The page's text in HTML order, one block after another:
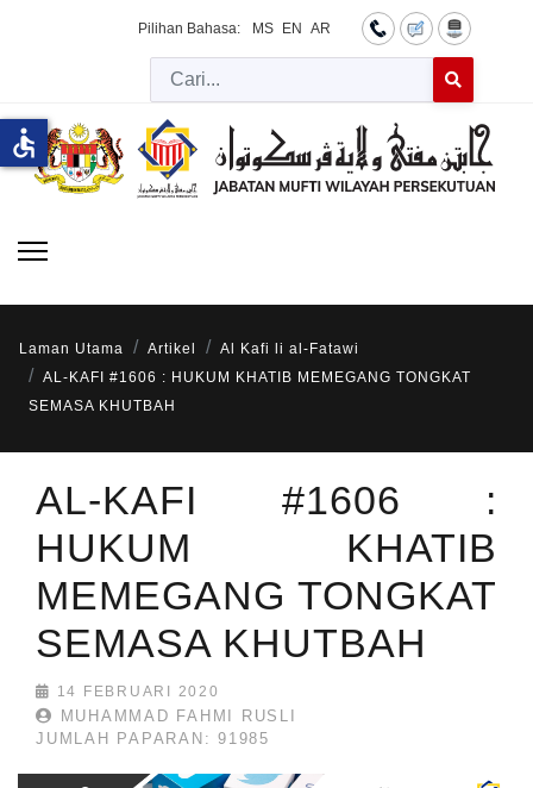
Pilihan Bahasa: MS EN AR
Cari
Laman Utama Artikel
Al Kafi li al-Fatawi
AL-KAFI #1606 : HUKUM KHATIB MEMEGANG TONGKAT
SEMASA KHUTBAH
AL-KAFI #1606 :
HUKUM KHATIB
MEMEGANG TONGKAT
SEMASA KHUTBAH
14 FEBRUARI 2020
MUHAMMAD FAHMI RUSLI
JUMLAH PAPARAN: 91985
accessible